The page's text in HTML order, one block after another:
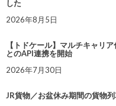
した
2026年8月5日
【トドケール】マルチキャリ
とのAPI連携を開始
2026年7月30日
JR貨物／お盆休み期間の貨物